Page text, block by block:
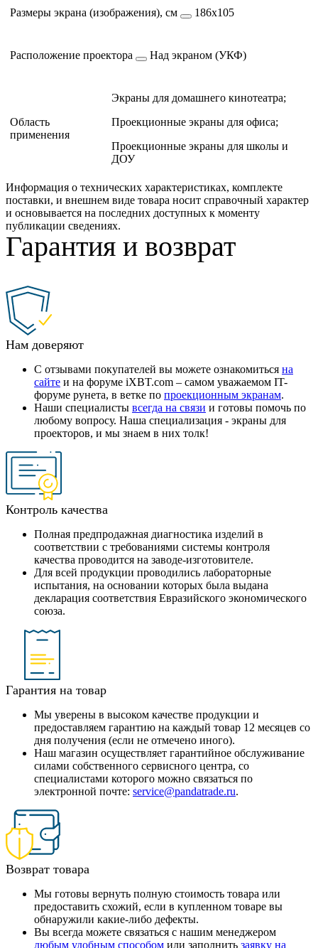
Размеры экрана (изображения), см 186х105
Расположение проектора Над экраном (УКФ)
Область
применения
Экраны для домашнего кинотеатра;
Проекционные экраны для офиса;
Проекционные экраны для школы и
ДОУ
Информация о технических характеристиках, комплекте
поставки, и внешнем виде товара носит справочный характер
и основывается на последних доступных к моменту
публикации сведениях.
Гарантия и возврат
Нам доверяют
С отзывами покупателей вы можете ознакомиться на
сайте и на форуме iXBT.com – самом уважаемом IT-
форуме рунета, в ветке по проекционным экранам.
Наши специалисты всегда на связи и готовы помочь по
любому вопросу. Наша специализация - экраны для
проекторов, и мы знаем в них толк!
Контроль качества
Полная предпродажная диагностика изделий в
соответствии с требованиями системы контроля
качества проводится на заводе-изготовителе.
Для всей продукции проводились лабораторные
испытания, на основании которых была выдана
декларация соответствия Евразийского экономического
союза.
Гарантия на товар
Мы уверены в высоком качестве продукции и
предоставляем гарантию на каждый товар 12 месяцев со
дня получения (если не отмечено иного).
Наш магазин осуществляет гарантийное обслуживание
силами собственного сервисного центра, со
специалистами которого можно связаться по
электронной почте: service@pandatrade.ru.
Возврат товара
Мы готовы вернуть полную стоимость товара или
предоставить схожий, если в купленном товаре вы
обнаружили какие-либо дефекты.
Вы всегда можете связаться с нашим менеджером
любым удобным способом или заполнить заявку на